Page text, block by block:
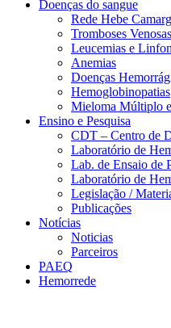
Doenças do sangue
Rede Hebe
Tromboses
Leucemias e
Anemias
Doenças
Hemoglobinopatias
Mieloma Múltiplo
Ensino e Pesquisa
CDT – Centro de
Laboratório de
Lab. de Ensaio de
Laboratório de
Legislação /
Publicações
Notícias
Noticias
Parceiros
PAEQ
Hemorrede